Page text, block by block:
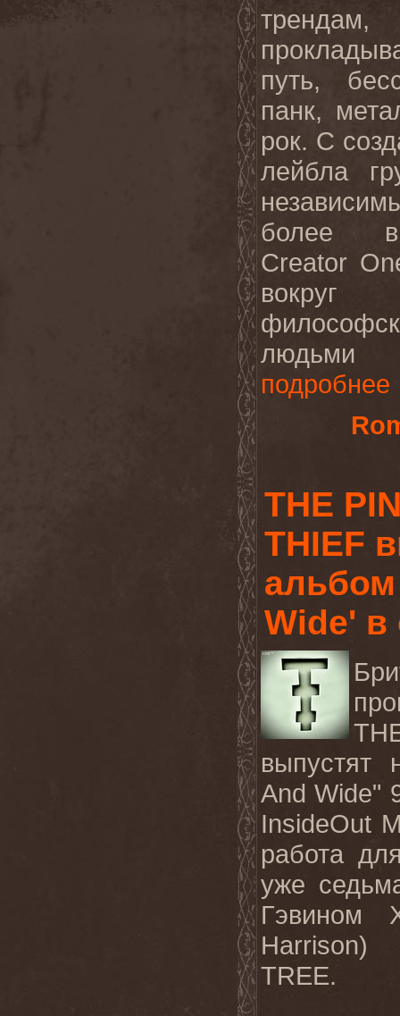
путь,
панк,
рок. С
лейбла
более
Creator
вокруг
людьми
подробнее
THE
THIEF
Wide' в
выпустят
And Wide"
InsideOut
работа
уже
Гэвином
Harrison)
TREE.